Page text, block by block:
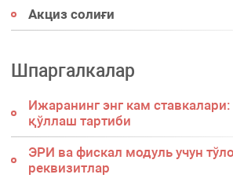
Акциз солиғи
Шпаргалкалар
Ижаранинг энг кам
қўллаш тартиби
ЭРИ ва фискал модуль учун
реквизитлар